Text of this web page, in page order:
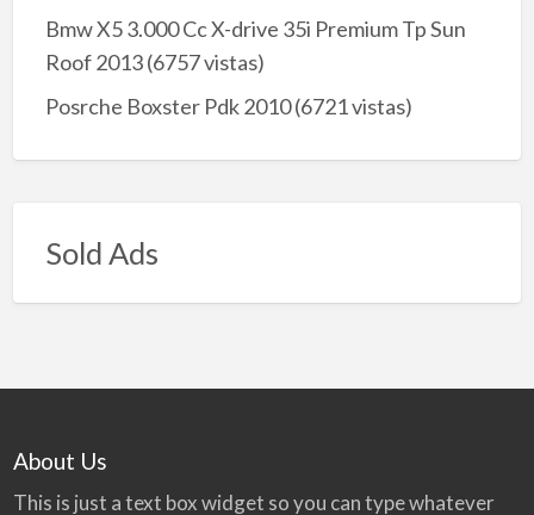
Bmw X5 3.000 Cc X-drive 35i Premium Tp Sun
Roof 2013(6757 vistas)
Posrche Boxster Pdk 2010(6721 vistas)
Sold Ads
About Us
This is just a text box widget so you can type whatever